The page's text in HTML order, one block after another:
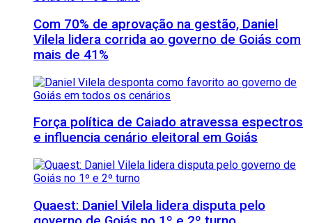
Com 70% de aprovação na gestão, Daniel
Vilela lidera corrida ao governo de Goiás com
mais de 41%
Força política de Caiado atravessa espectros
e influencia cenário eleitoral em Goiás
Quaest: Daniel Vilela lidera disputa pelo